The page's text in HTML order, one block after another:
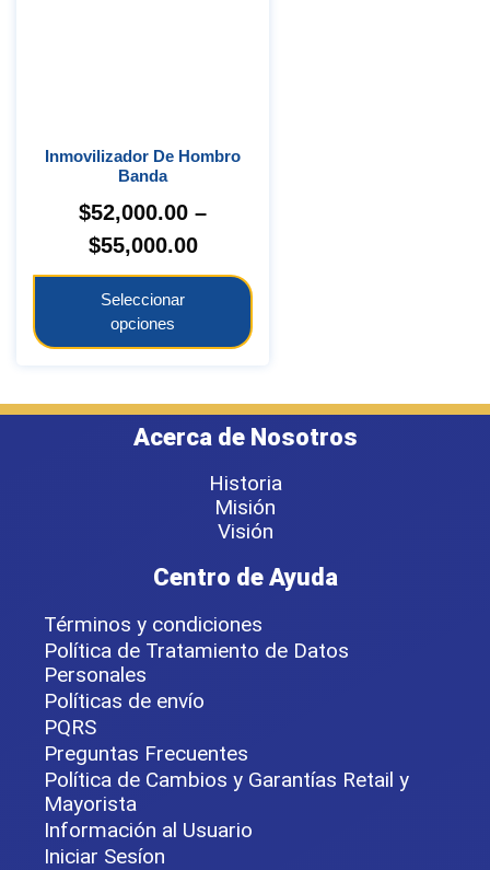
Inmovilizador De Hombro
Banda
$52,000.00 –
$55,000.00
Seleccionar
opciones
Acerca de Nosotros
Historia
Misión
Visión
Centro de Ayuda
Términos y condiciones
Política de Tratamiento de Datos
Personales
Políticas de envío
PQRS
Preguntas Frecuentes
Política de Cambios y Garantías Retail y
Mayorista
Información al Usuario
Iniciar Sesíon